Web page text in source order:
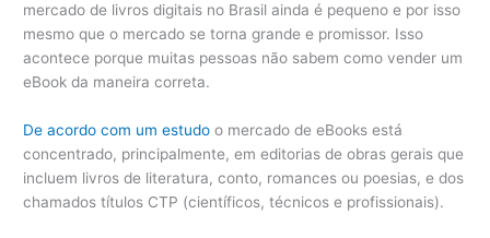
mercado de livros digitais no Brasil ainda é pequeno e por isso
mesmo que o mercado se torna grande e promissor. Isso
acontece porque muitas pessoas não sabem como vender um
eBook da maneira correta.
De acordo com um estudo o mercado de eBooks está
concentrado, principalmente, em editorias de obras gerais que
incluem livros de literatura, conto, romances ou poesias, e dos
chamados títulos CTP (científicos, técnicos e profissionais).